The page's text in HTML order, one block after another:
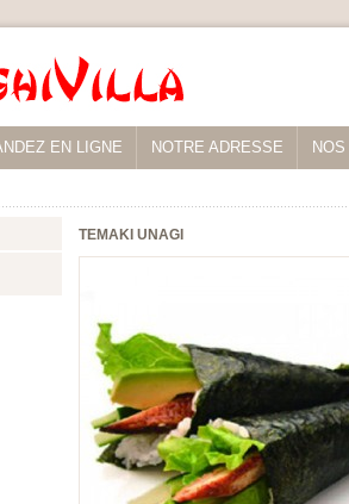
EN LIGNE NOTRE ADRESSE
TEMAKI UNAGI